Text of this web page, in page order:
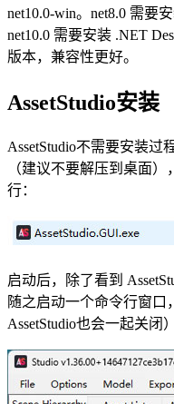
net10.0-win。net8.0 需要
net10.0 需要安装 .NET
版本，兼容性更好。
AssetStudio安装
AssetStudio不需要安装过
（建议不要解压到桌面
行：
启动后，除了看到
随之启动一个命令行窗口
AssetStudio也会一起关闭）